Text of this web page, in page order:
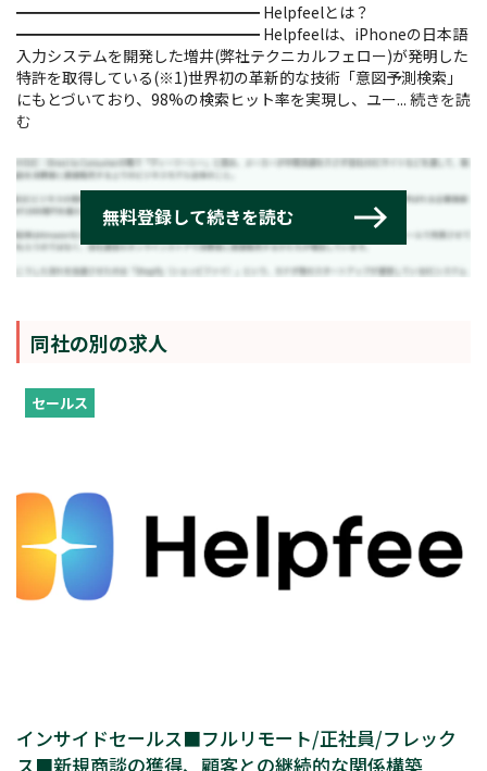
━━━━━━━━━━━━━━━━ Helpfeelとは？
━━━━━━━━━━━━━━━━ Helpfeelは、iPhoneの日本語
入力システムを開発した増井(弊社テクニカルフェロー)が発明した
特許を取得している(※1)世界初の革新的な技術「意図予測検索」
にもとづいており、98%の検索ヒット率を実現し、ユー... 続きを読
む
同社の別の求人
セールス
インサイドセールス■フルリモート/正社員/フレック
ス■新規商談の獲得、顧客との継続的な関係構築